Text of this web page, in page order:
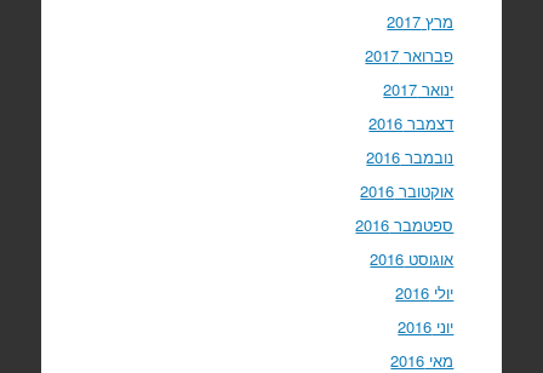
מרץ 2017
פברואר 2017
ינואר 2017
דצמבר 2016
נובמבר 2016
אוקטובר 2016
ספטמבר 2016
אוגוסט 2016
יולי 2016
יוני 2016
מאי 2016